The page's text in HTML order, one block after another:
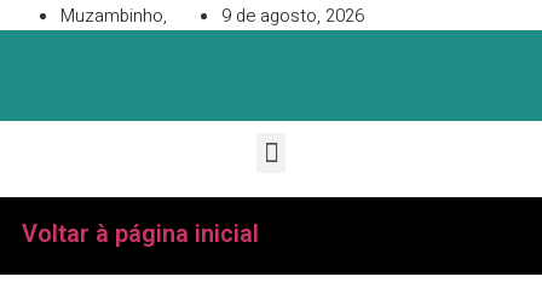
Muzambinho, 9 de agosto, 2026
Voltar à página inicial